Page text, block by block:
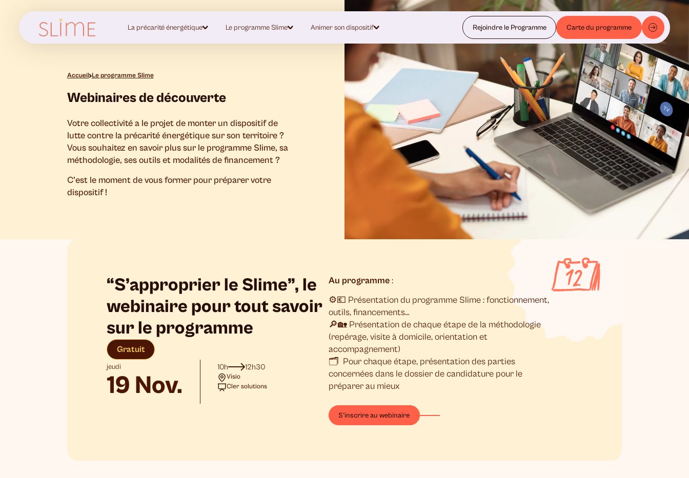
La précarité énergétique Le programme Slime Animer son dispositif Rejoindre le Programme Carte du programme
Accueil Le programme Slime
Webinaires de découverte
Votre collectivité a le projet de monter un dispositif de
lutte contre la précarité énergétique sur son territoire ?
Vous souhaitez en savoir plus sur le programme Slime, sa
méthodologie, ses outils et modalités de financement ?
C’est le moment de vous former pour préparer votre
dispositif !
“S’approprier le Slime”, le
webinaire pour tout savoir
sur le programme
Gratuit
jeudi
19 Nov.
10h 12h30
Visio
Cler solutions
Au programme:
⚙️💶 Présentation du programme Slime : fonctionnement,
outils, financements…
🔎🏡 Présentation de chaque étape de la méthodologie
(repérage, visite à domicile, orientation et
accompagnement)
🗂️ Pour chaque étape, présentation des parties
concernées dans le dossier de candidature pour le
préparer au mieux
S'inscrire au webinaire